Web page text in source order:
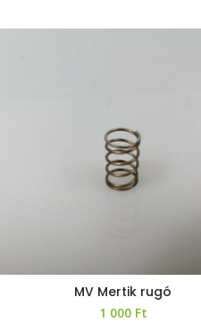
MV Mertik rugó
1 000 Ft